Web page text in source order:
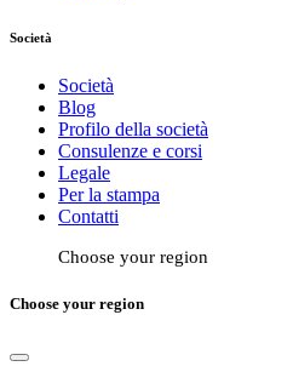
Società
Società
Blog
Profilo della società
Consulenze e corsi
Legale
Per la stampa
Contatti
Choose your region
Choose your region